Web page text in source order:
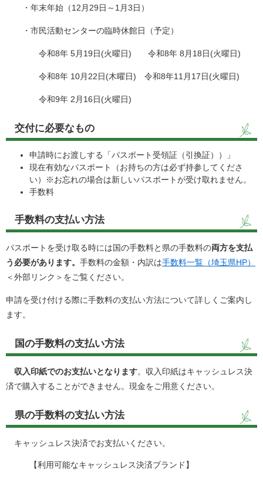
・年末年始（12月29日～1月3日）
・市民活動センターの臨時休館日（予定）
令和8年 5月19日(火曜日) 令和8年 8月18日(火曜日)
令和8年 10月22日(木曜日) 令和8年11月17日(火曜日)
令和9年 2月16日(火曜日)
交付に必要なもの
申請時にお渡しする「パスポート受領証（引換証））」
現在有効なパスポート（お持ちの方は必ず持参してくださ
い）※お忘れの場合は新しいパスポートが受け取れません。
手数料
手数料の支払い方法
パスポートを受け取る時には国の手数料と県の手数料の両方を支払
う必要があります。 手数料の金額・内訳は手数料一覧（埼玉県HP）
＜外部リンク＞ をご覧ください。
申請を受け付ける際に手数料の支払い方法について詳しくご案内し
ます。
国の手数料の支払い方法
収入印紙でのお支払いとなります。収入印紙はキャッシュレス決
済で購入することができません。現金をご用意ください。
県の手数料の支払い方法
キャッシュレス決済でお支払いください。
【利用可能なキャッシュレス決済ブランド】